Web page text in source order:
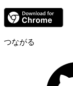
つながる